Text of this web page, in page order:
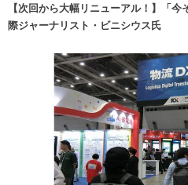
【次回から大幅リニューアル！】「
際ジャーナリスト・ビニシウス氏